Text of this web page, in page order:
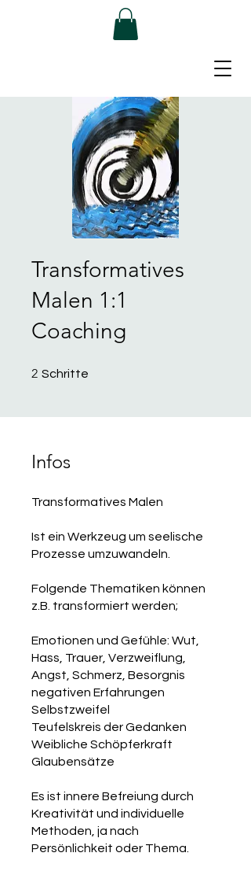
Transformatives
Malen 1:1
Coaching
2 Schritte
Infos
Transformatives Malen
Ist ein Werkzeug um seelische
Prozesse umzuwandeln.
Folgende Thematiken können
z.B. transformiert werden;
Emotionen und Gefühle: Wut,
Hass, Trauer, Verzweiflung,
Angst, Schmerz, Besorgnis
negativen Erfahrungen
Selbstzweifel
Teufelskreis der Gedanken
Weibliche Schöpferkraft
Glaubensätze
Es ist innere Befreiung durch
Kreativität und individuelle
Methoden, ja nach
Persönlichkeit oder Thema.